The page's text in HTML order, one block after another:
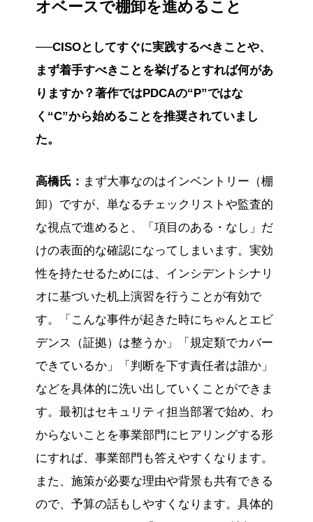
オベースで棚卸を進めること
──CISOとしてすぐに実践するべきことや、
まず着手すべきことを挙げるとすれば何があ
りますか？著作ではPDCAの“P”ではな
く“C”から始めることを推奨されていまし
た。
高橋氏： まず大事なのはインベントリー（棚
卸）ですが、単なるチェックリストや監査的
な視点で進めると、「項目のある・なし」だ
けの表面的な確認になってしまいます。実効
性を持たせるためには、インシデントシナリ
オに基づいた机上演習を行うことが有効で
す。「こんな事件が起きた時にちゃんとエビ
デンス（証拠）は整うか」「規定類でカバー
できているか」「判断を下す責任者は誰か」
などを具体的に洗い出していくことができま
す。最初はセキュリティ担当部署で始め、わ
からないことを事業部門にヒアリングする形
にすれば、事業部門も答えやすくなります。
また、施策が必要な理由や背景も共有できる
ので、予算の話もしやすくなります。具体的